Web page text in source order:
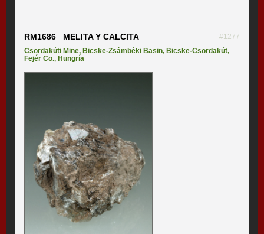
RM1686 MELITA Y CALCITA
#1277
Csordakúti Mine, Bicske-Zsámbéki Basin, Bicske-Csordakút,
Fejér Co., Hungría